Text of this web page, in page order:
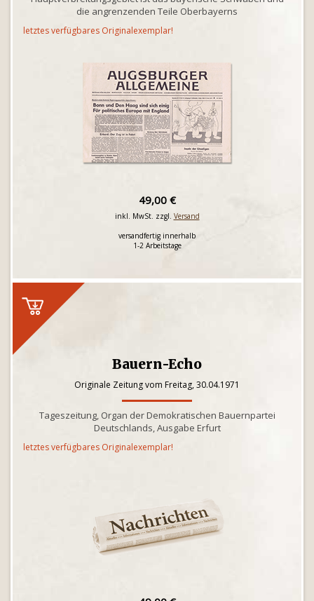
die angrenzenden Teile Oberbayerns
letztes verfügbares Originalexemplar!
49,00 €
inkl. MwSt. zzgl. Versand
versandfertig innerhalb
1-2 Arbeitstage
Bauern-Echo
Originale Zeitung vom Freitag, 30.04.1971
Tageszeitung, Organ der Demokratischen Bauernpartei
Deutschlands, Ausgabe Erfurt
letztes verfügbares Originalexemplar!